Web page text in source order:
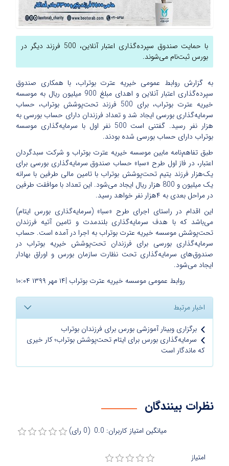
با حمایت صندوق سپرده‌گذاری اعتبار آنلاین، 500 فرزند دیگر در
بورس ثبت‌نام می‌شوند.
به گزارش روابط عمومی خیریه عترت بوتراب، با همکاری صندوق
سپرده‌گذاری اعتبار آنلاین و اهدای مبلغ 900 میلیون ریال به موسسه
خیریه عترت بوتراب، برای 500 فرزند تحت‌پوشش بوتراب، حساب
سرمایه‌گذاری بورسی ایجاد شد و تعداد فرزندان دارای حساب بورسی به
هزار نفر رسید. گفتنی است 500 نفر اول با سرمایه‌گذاری موسسه
بوتراب دارای حساب بورسی شده بودند.
طبق تفاهم‌نامه مابین موسسه خیریه عترت بوتراب و شرکت سبدگردان
اعتبار، در فاز اول طرح «سبا» حساب صندوق سرمایه‌گذاری بورسی برای
یک‌هزار فرزند یتیم تحت‌پوشش بوتراب با تامین مالی طرفین با سرانه
یک میلیون و 800 هزار ریال ایجاد می‌شود. این تعداد با موافقت طرفین
در مراحل بعدی به ۴هزار نفر خواهد رسید.
این اقدام در راستای اجرای طرح «سبا» (سرمایه‌گذاری بورس ایتام)
می‌باشد که با هدف سرمایه‌گذاری بلندمدت و تامین آتیه فرزندان
تحت‌پوشش موسسه خیریه عترت بوتراب به اجرا در آمده است. حساب
سرمایه‌گذاری بورسی برای فرزندان تحت‌پوشش خیریه بوتراب در
صندوق‌های سرمایه‌گذاری تحت نظارت سازمان بورس و اوراق بهادار
ایجاد می‌شود.
۱۴ مهر ۱۳۹۹
۱۰:۰۴ روابط عمومی موسسه خیریه عترت بوتراب |
اخبار مرتبط
برگزاری وبینار آموزشی بورس برای فرزندان بوتراب
سرمایه‌گذاری بورس برای ایتام تحت‌پوشش بوتراب؛ کار خیری
که ماندگار است
نظرات بینندگان
میانگین امتیاز کاربران: 0.0 (0 رای)
امتیاز